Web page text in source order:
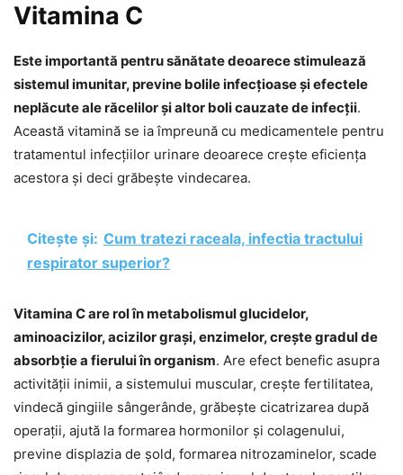
Vitamina C
Este importantă pentru sănătate deoarece stimulează
sistemul imunitar, previne bolile infecțioase și efectele
neplăcute ale răcelilor și altor boli cauzate de infecții.
Această vitamină se ia împreună cu medicamentele pentru
tratamentul infecțiilor urinare deoarece crește eficiența
acestora și deci grăbește vindecarea.
Citește și: Cum tratezi raceala, infectia tractului
respirator superior?
Vitamina C are rol în metabolismul glucidelor,
aminoacizilor, acizilor grași, enzimelor, crește gradul de
absorbție a fierului în organism. Are efect benefic asupra
activității inimii, a sistemului muscular, crește fertilitatea,
vindecă gingiile sângerânde, grăbește cicatrizarea după
operații, ajută la formarea hormonilor și colagenului,
previne displazia de șold, formarea nitrozaminelor, scade